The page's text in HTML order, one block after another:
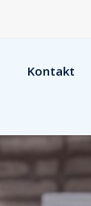
Kontakt